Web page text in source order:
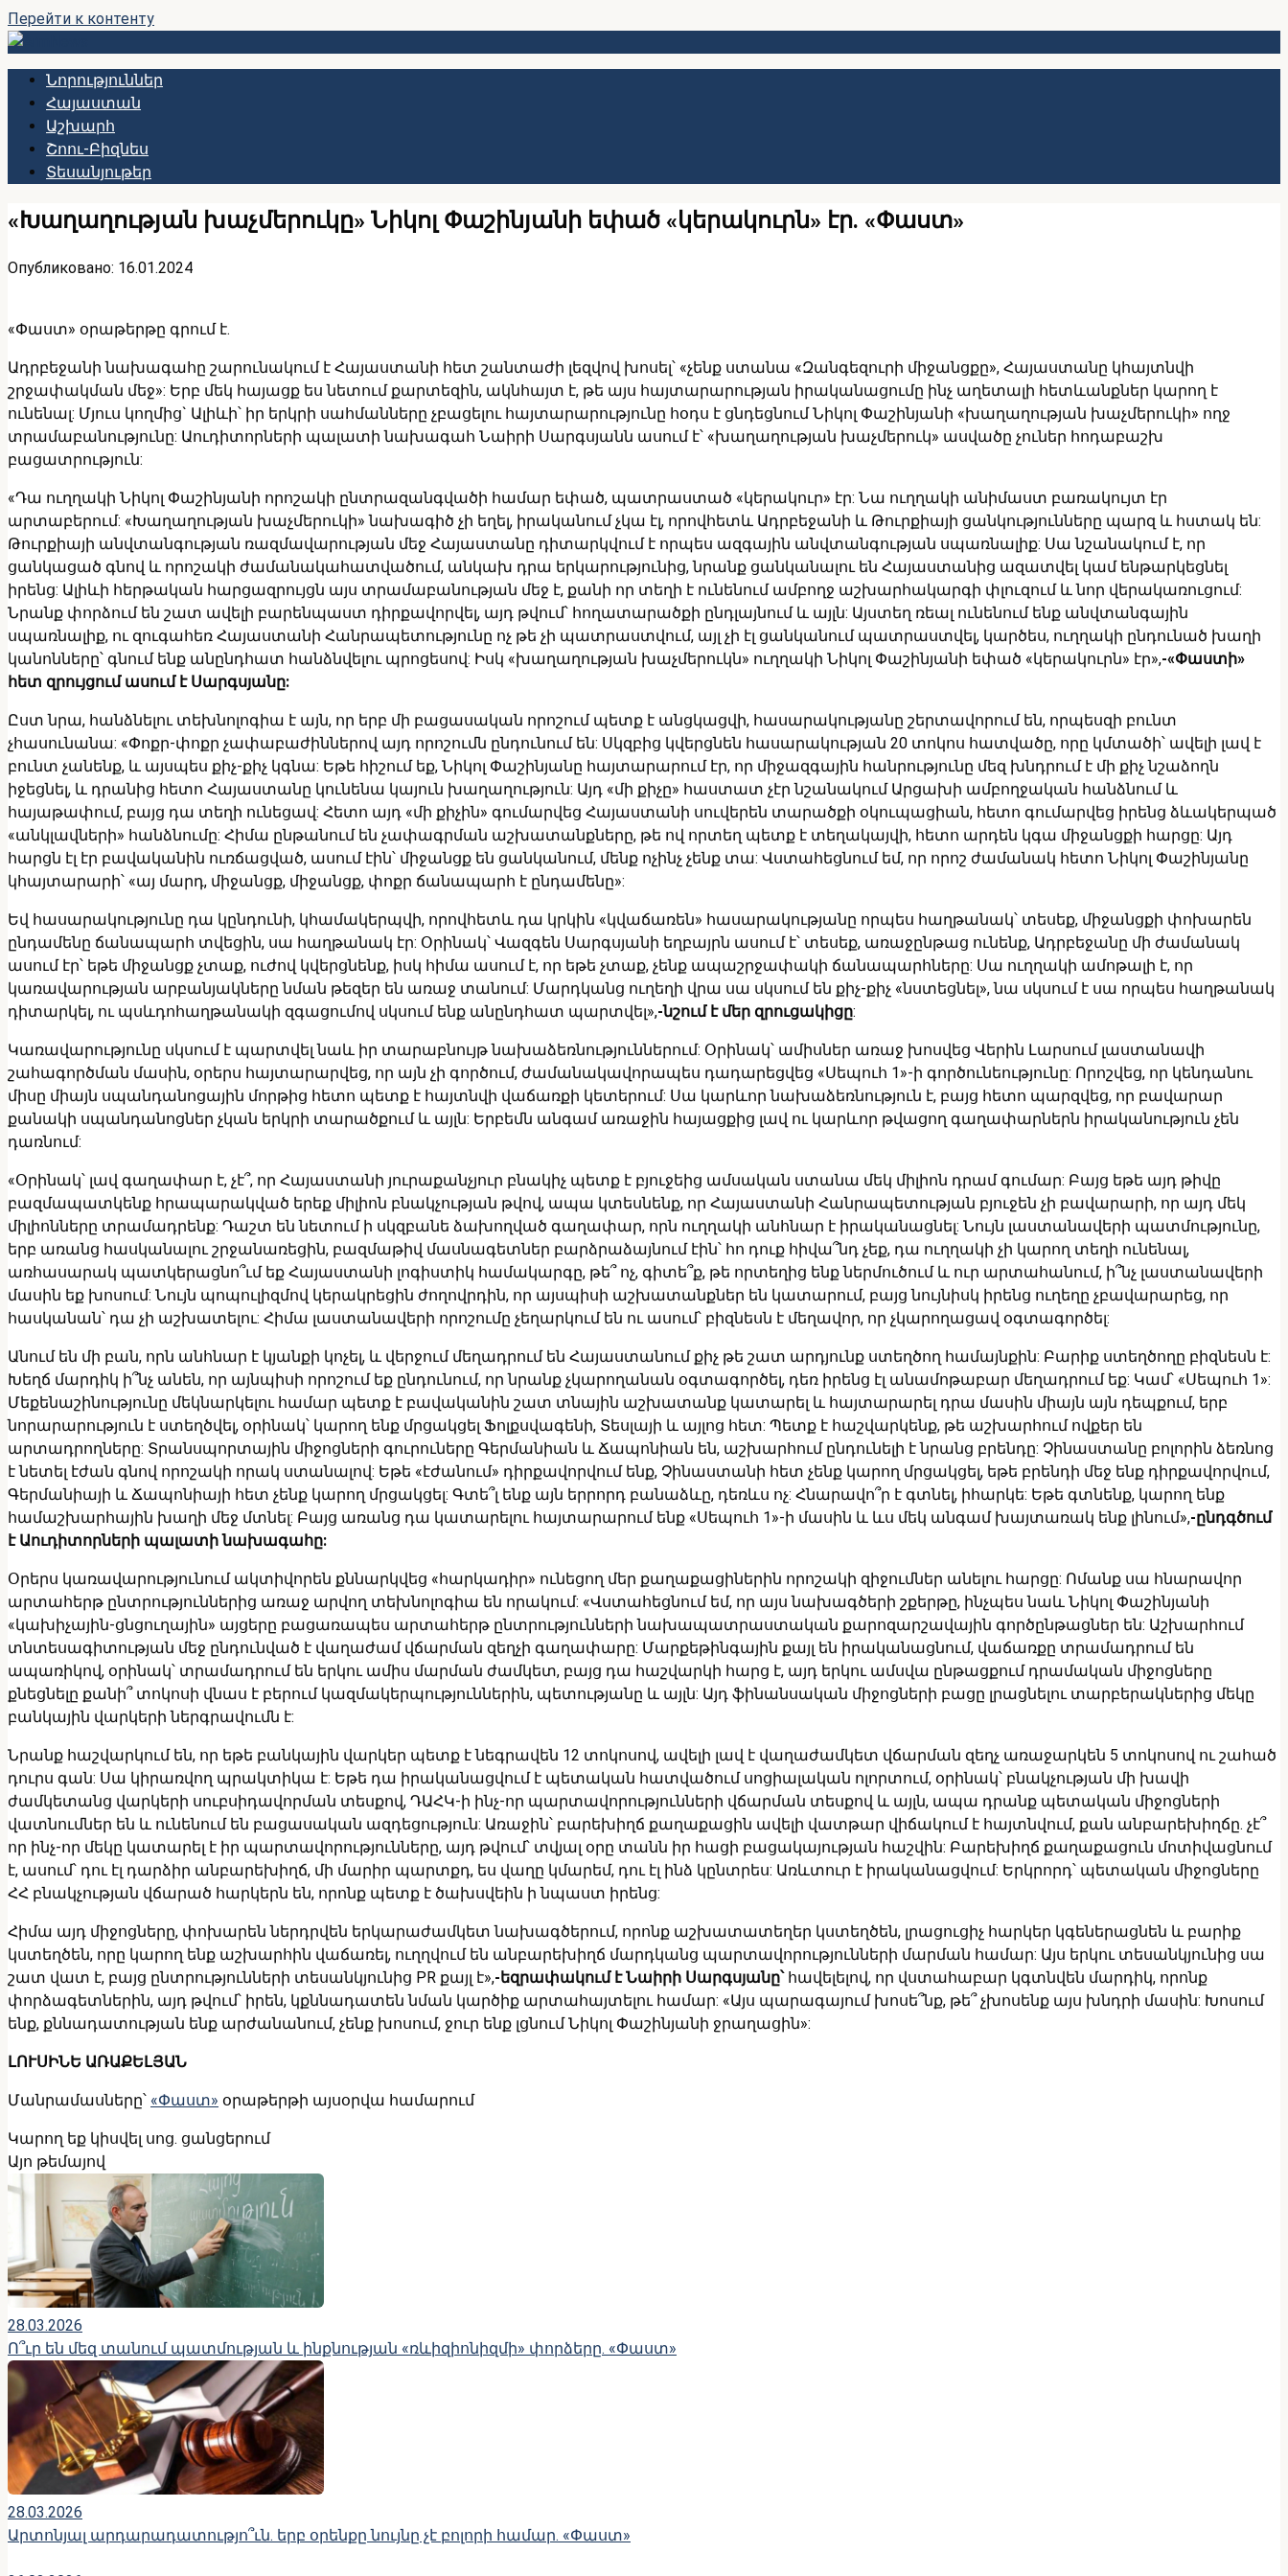
Перейти к контенту
Նորություններ
Հայաստան
Աշխարհ
Շոու-Բիզնես
Տեսանյութեր
«Խաղաղության խաչմերուկը» Նիկոլ Փաշինյանի եփած «կերակուրն» էր. «Փաստ»
Опубликовано: 16.01.2024
«Փաստ» օրաթերթը գրում է.
Ադրբեջանի նախագահը շարունակում է Հայաստանի հետ շանտաժի լեզվով խոսել՝ «չենք ստանա «Զանգեզուրի միջանցքը», Հայաստանը կհայտնվի
շրջափակման մեջ»: Երբ մեկ հայացք ես նետում քարտեզին, ակնհայտ է, թե այս հայտարարության իրականացումը ինչ աղետալի հետևանքներ կարող է
ունենալ: Մյուս կողմից` Ալիևի՝ իր երկրի սահմանները չբացելու հայտարարությունը հօդս է ցնդեցնում Նիկոլ Փաշինյանի «խաղաղության խաչմերուկի» ողջ
տրամաբանությունը: Աուդիտորների պալատի նախագահ Նաիրի Սարգսյանն ասում է՝ «խաղաղության խաչմերուկ» ասվածը չուներ հոդաբաշխ
բացատրություն:
«Դա ուղղակի Նիկոլ Փաշինյանի որոշակի ընտրազանգվածի համար եփած, պատրաստած «կերակուր» էր: Նա ուղղակի անիմաստ բառակույտ էր
արտաբերում: «Խաղաղության խաչմերուկի» նախագիծ չի եղել, իրականում չկա էլ, որովհետև Ադրբեջանի և Թուրքիայի ցանկությունները պարզ և հստակ են:
Թուրքիայի անվտանգության ռազմավարության մեջ Հայաստանը դիտարկվում է որպես ազգային անվտանգության սպառնալիք: Սա նշանակում է, որ
ցանկացած գնով և որոշակի ժամանակահատվածում, անկախ դրա երկարությունից, նրանք ցանկանալու են Հայաստանից ազատվել կամ ենթարկեցնել
իրենց: Ալիևի հերթական հարցազրույցն այս տրամաբանության մեջ է, քանի որ տեղի է ունենում ամբողջ աշխարհակարգի փլուզում և նոր վերակառուցում:
Նրանք փորձում են շատ ավելի բարենպաստ դիրքավորվել, այդ թվում՝ հողատարածքի ընդլայնում և այլն: Այստեղ ռեալ ունենում ենք անվտանգային
սպառնալիք, ու զուգահեռ Հայաստանի Հանրապետությունը ոչ թե չի պատրաստվում, այլ չի էլ ցանկանում պատրաստվել, կարծես, ուղղակի ընդունած խաղի
կանոնները՝ գնում ենք անընդհատ հանձնվելու պրոցեսով: Իսկ «խաղաղության խաչմերուկն» ուղղակի Նիկոլ Փաշինյանի եփած «կերակուրն» էր»,-«Փաստի»
հետ զրույցում ասում է Սարգսյանը:
Ըստ նրա, հանձնելու տեխնոլոգիա է այն, որ երբ մի բացասական որոշում պետք է անցկացվի, հասարակությանը շերտավորում են, որպեսզի բունտ
չհասունանա: «Փոքր-փոքր չափաբաժիններով այդ որոշումն ընդունում են: Սկզբից կվերցնեն հասարակության 20 տոկոս հատվածը, որը կմտածի՝ ավելի լավ է
բունտ չանենք, և այսպես քիչ-քիչ կգնա: Եթե հիշում եք, Նիկոլ Փաշինյանը հայտարարում էր, որ միջազգային հանրությունը մեզ խնդրում է մի քիչ նշաձողն
իջեցնել, և դրանից հետո Հայաստանը կունենա կայուն խաղաղություն: Այդ «մի քիչը» հաստատ չէր նշանակում Արցախի ամբողջական հանձնում և
հայաթափում, բայց դա տեղի ունեցավ: Հետո այդ «մի քիչին» գումարվեց Հայաստանի սուվերեն տարածքի օկուպացիան, հետո գումարվեց իրենց ձևակերպած
«անկլավների» հանձնումը: Հիմա ընթանում են չափագրման աշխատանքները, թե ով որտեղ պետք է տեղակայվի, հետո արդեն կգա միջանցքի հարցը: Այդ
հարցն էլ էր բավականին ուռճացված, ասում էին՝ միջանցք են ցանկանում, մենք ոչինչ չենք տա: Վստահեցնում եմ, որ որոշ ժամանակ հետո Նիկոլ Փաշինյանը
կհայտարարի՝ «այ մարդ, միջանցք, միջանցք, փոքր ճանապարհ է ընդամենը»:
Եվ հասարակությունը դա կընդունի, կհամակերպվի, որովհետև դա կրկին «կվաճառեն» հասարակությանը որպես հաղթանակ՝ տեսեք, միջանցքի փոխարեն
ընդամենը ճանապարհ տվեցին, սա հաղթանակ էր: Օրինակ՝ Վազգեն Սարգսյանի եղբայրն ասում է՝ տեսեք, առաջընթաց ունենք, Ադրբեջանը մի ժամանակ
ասում էր՝ եթե միջանցք չտաք, ուժով կվերցնենք, իսկ հիմա ասում է, որ եթե չտաք, չենք ապաշրջափակի ճանապարհները: Սա ուղղակի ամոթալի է, որ
կառավարության արբանյակները նման թեզեր են առաջ տանում: Մարդկանց ուղեղի վրա սա սկսում են քիչ-քիչ «նստեցնել», նա սկսում է սա որպես հաղթանակ
դիտարկել, ու պսևդոհաղթանակի զգացումով սկսում ենք անընդհատ պարտվել»,-նշում է մեր զրուցակիցը:
Կառավարությունը սկսում է պարտվել նաև իր տարաբնույթ նախաձեռնություններում: Օրինակ՝ ամիսներ առաջ խոսվեց Վերին Լարսում լաստանավի
շահագործման մասին, օրերս հայտարարվեց, որ այն չի գործում, ժամանակավորապես դադարեցվեց «Սեպուհ 1»-ի գործունեությունը: Որոշվեց, որ կենդանու
միսը միայն սպանդանոցային մորթից հետո պետք է հայտնվի վաճառքի կետերում: Սա կարևոր նախաձեռնություն է, բայց հետո պարզվեց, որ բավարար
քանակի սպանդանոցներ չկան երկրի տարածքում և այլն: Երբեմն անգամ առաջին հայացքից լավ ու կարևոր թվացող գաղափարներն իրականություն չեն
դառնում:
«Օրինակ՝ լավ գաղափար է, չէ՞, որ Հայաստանի յուրաքանչյուր բնակիչ պետք է բյուջեից ամսական ստանա մեկ միլիոն դրամ գումար: Բայց եթե այդ թիվը
բազմապատկենք հրապարակված երեք միլիոն բնակչության թվով, ապա կտեսնենք, որ Հայաստանի Հանրապետության բյուջեն չի բավարարի, որ այդ մեկ
միլիոնները տրամադրենք: Դաշտ են նետում ի սկզբանե ձախողված գաղափար, որն ուղղակի անհնար է իրականացնել: Նույն լաստանավերի պատմությունը,
երբ առանց հասկանալու շրջանառեցին, բազմաթիվ մասնագետներ բարձրաձայնում էին՝ հո դուք հիվա՞նդ չեք, դա ուղղակի չի կարող տեղի ունենալ,
առհասարակ պատկերացնո՞ւմ եք Հայաստանի լոգիստիկ համակարգը, թե՞ ոչ, գիտե՞ք, թե որտեղից ենք ներմուծում և ուր արտահանում, ի՞նչ լաստանավերի
մասին եք խոսում: Նույն պոպուլիզմով կերակրեցին ժողովրդին, որ այսպիսի աշխատանքներ են կատարում, բայց նույնիսկ իրենց ուղեղը չբավարարեց, որ
հասկանան՝ դա չի աշխատելու: Հիմա լաստանավերի որոշումը չեղարկում են ու ասում՝ բիզնեսն է մեղավոր, որ չկարողացավ օգտագործել:
Անում են մի բան, որն անհնար է կյանքի կոչել, և վերջում մեղադրում են Հայաստանում քիչ թե շատ արդյունք ստեղծող համայնքին: Բարիք ստեղծողը բիզնեսն է:
Խեղճ մարդիկ ի՞նչ անեն, որ այնպիսի որոշում եք ընդունում, որ նրանք չկարողանան օգտագործել, դեռ իրենց էլ անամոթաբար մեղադրում եք: Կամ՝ «Սեպուհ 1»:
Մեքենաշինությունը մեկնարկելու համար պետք է բավականին շատ տնային աշխատանք կատարել և հայտարարել դրա մասին միայն այն դեպքում, երբ
նորարարություն է ստեղծվել, օրինակ՝ կարող ենք մրցակցել Ֆոլքսվագենի, Տեսլայի և այլոց հետ: Պետք է հաշվարկենք, թե աշխարհում ովքեր են
արտադրողները: Տրանսպորտային միջոցների գուրուները Գերմանիան և Ճապոնիան են, աշխարհում ընդունելի է նրանց բրենդը: Չինաստանը բոլորին ձեռնոց
է նետել էժան գնով որոշակի որակ ստանալով: Եթե «էժանում» դիրքավորվում ենք, Չինաստանի հետ չենք կարող մրցակցել, եթե բրենդի մեջ ենք դիրքավորվում,
Գերմանիայի և Ճապոնիայի հետ չենք կարող մրցակցել: Գտե՞լ ենք այն երրորդ բանաձևը, դեռևս ոչ: Հնարավո՞ր է գտնել, իհարկե: Եթե գտնենք, կարող ենք
համաշխարհային խաղի մեջ մտնել: Բայց առանց դա կատարելու հայտարարում ենք «Սեպուհ 1»-ի մասին և ևս մեկ անգամ խայտառակ ենք լինում»,-ընդգծում
է Աուդիտորների պալատի նախագահը:
Օրերս կառավարությունում ակտիվորեն քննարկվեց «հարկադիր» ունեցող մեր քաղաքացիներին որոշակի զիջումներ անելու հարցը: Ոմանք սա հնարավոր
արտահերթ ընտրություններից առաջ արվող տեխնոլոգիա են որակում: «Վստահեցնում եմ, որ այս նախագծերի շքերթը, ինչպես նաև Նիկոլ Փաշինյանի
«կախիչային-ցնցուղային» այցերը բացառապես արտահերթ ընտրությունների նախապատրաստական քարոզարշավային գործընթացներ են: Աշխարհում
տնտեսագիտության մեջ ընդունված է վաղաժամ վճարման զեղչի գաղափարը: Մարքեթինգային քայլ են իրականացնում, վաճառքը տրամադրում են
ապառիկով, օրինակ՝ տրամադրում են երկու ամիս մարման ժամկետ, բայց դա հաշվարկի հարց է, այդ երկու ամսվա ընթացքում դրամական միջոցները
քնեցնելը քանի՞ տոկոսի վնաս է բերում կազմակերպություններին, պետությանը և այլն: Այդ ֆինանսական միջոցների բացը լրացնելու տարբերակներից մեկը
բանկային վարկերի ներգրավումն է:
Նրանք հաշվարկում են, որ եթե բանկային վարկեր պետք է նեգրավեն 12 տոկոսով, ավելի լավ է վաղաժամկետ վճարման զեղչ առաջարկեն 5 տոկոսով ու շահած
դուրս գան: Սա կիրառվող պրակտիկա է: Եթե դա իրականացվում է պետական հատվածում սոցիալական ոլորտում, օրինակ՝ բնակչության մի խավի
ժամկետանց վարկերի սուբսիդավորման տեսքով, ԴԱՀԿ-ի ինչ-որ պարտավորությունների վճարման տեսքով և այլն, ապա դրանք պետական միջոցների
վատնումներ են և ունենում են բացասական ազդեցություն: Առաջին՝ բարեխիղճ քաղաքացին ավելի վատթար վիճակում է հայտնվում, քան անբարեխիղճը. չէ՞
որ ինչ-որ մեկը կատարել է իր պարտավորությունները, այդ թվում՝ տվյալ օրը տանն իր հացի բացակայության հաշվին: Բարեխիղճ քաղաքացուն մոտիվացնում
է, ասում՝ դու էլ դարձիր անբարեխիղճ, մի մարիր պարտքդ, ես վաղը կմարեմ, դու էլ ինձ կընտրես: Առևտուր է իրականացվում: Երկրորդ՝ պետական միջոցները
ՀՀ բնակչության վճարած հարկերն են, որոնք պետք է ծախսվեին ի նպաստ իրենց:
Հիմա այդ միջոցները, փոխարեն ներդրվեն երկարաժամկետ նախագծերում, որոնք աշխատատեղեր կստեղծեն, լրացուցիչ հարկեր կգեներացնեն և բարիք
կստեղծեն, որը կարող ենք աշխարհին վաճառել, ուղղվում են անբարեխիղճ մարդկանց պարտավորությունների մարման համար: Այս երկու տեսանկյունից սա
շատ վատ է, բայց ընտրությունների տեսանկյունից PR քայլ է»,-եզրափակում է Նաիրի Սարգսյանը՝հավելելով, որ վստահաբար կգտնվեն մարդիկ, որոնք
փորձագետներին, այդ թվում՝ իրեն, կքննադատեն նման կարծիք արտահայտելու համար: «Այս պարագայում խոսե՞նք, թե՞ չխոսենք այս խնդրի մասին: Խոսում
ենք, քննադատության ենք արժանանում, չենք խոսում, ջուր ենք լցնում Նիկոլ Փաշինյանի ջրաղացին»:
ԼՈՒՍԻՆԵ ԱՌԱՔԵԼՅԱՆ
Մանրամասները՝ «Փաստ» օրաթերթի այսօրվա համարում
Կարող եք կիսվել սոց․ ցանցերում
Այո թեմայով
28.03.2026
Ո՞ւր են մեզ տանում պատմության և ինքնության «ռևիզիոնիզմի» փորձերը. «Փաստ»
28.03.2026
Արտոնյալ արդարադատությո՞ւն. երբ օրենքը նույնը չէ բոլորի համար. «Փաստ»